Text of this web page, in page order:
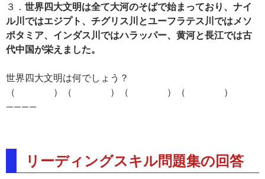
３． 世界四大文明は全て大河のそばで始まっており、ナイ
ル川ではエジプト、チグリス川とユーフラテス川ではメソ
ポタミア、インダス川ではハラッパー、黄河と長江では古
代中国が栄えました。
世界四大文明は何でしょう？
（ ）（ ）（ ）（ ）
————
リーディングスキル問題集の回答